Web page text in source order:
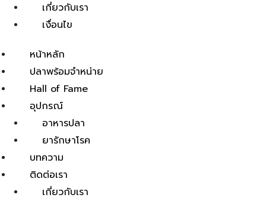
เกี่ยวกับเรา
เงื่อนไข
หน้าหลัก
ปลาพร้อมจำหน่าย
Hall of Fame
อุปกรณ์
อาหารปลา
ยารักษาโรค
บทความ
ติดต่อเรา
เกี่ยวกับเรา